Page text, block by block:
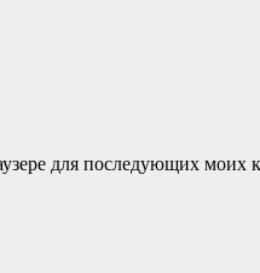
для последующих моих